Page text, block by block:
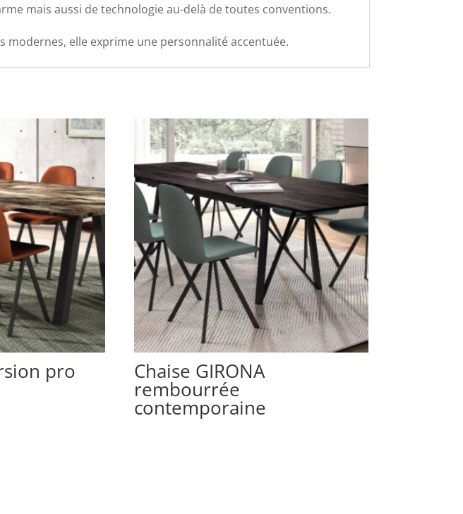
mais aussi de technologie au-delà de toutes conventions.
modernes, elle exprime une personnalité accentuée.
pro Chaise GIRONA
rembourrée
contemporaine